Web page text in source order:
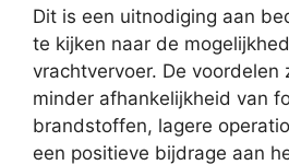
Dit is een uitnodiging aan
te kijken naar de
vrachtvervoer. De voordelen
minder afhankelijkheid van
brandstoffen, lagere
een positieve bijdrage aan